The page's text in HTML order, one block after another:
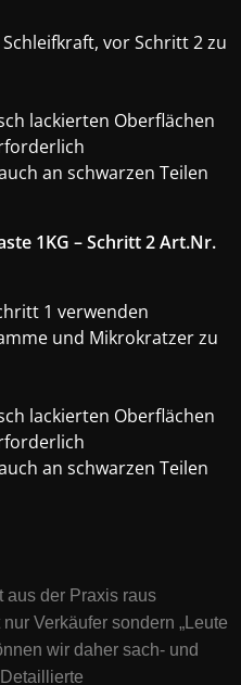
vor Schritt 2 zu
lackierten Oberflächen
an schwarzen Teilen
1KG – Schritt 2 Art.Nr.
1 verwenden
und Mikrokratzer zu
lackierten Oberflächen
an schwarzen Teilen
aus der Praxis raus
Verkäufer sondern „Leute
wir daher sach- und